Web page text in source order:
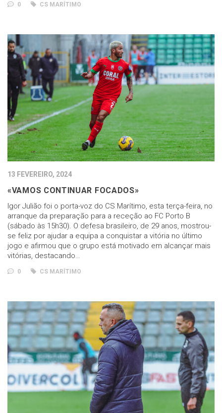
0 CS MARÍTIMO
13 FEVEREIRO, 2024
«VAMOS CONTINUAR FOCADOS»
Igor Julião foi o porta-voz do CS Marítimo, esta terça-feira, no
arranque da preparação para a receção ao FC Porto B
(sábado às 15h30). O defesa brasileiro, de 29 anos, mostrou-
se feliz por ajudar a equipa a conquistar a vitória no último
jogo e afirmou que o grupo está motivado em alcançar mais
vitórias, destacando…
0 CS MARÍTIMO